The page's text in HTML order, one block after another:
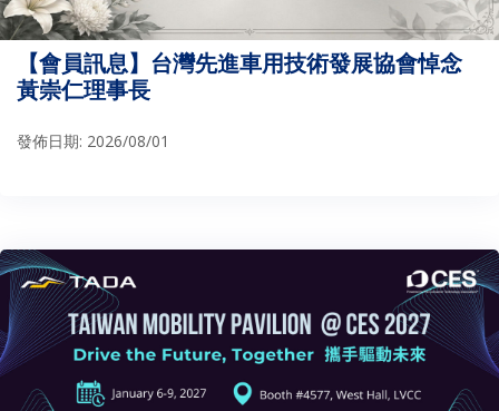
【會員訊息】台灣先進車用技術發展協會悼念
黃崇仁理事長
發佈日期: 2026/08/01